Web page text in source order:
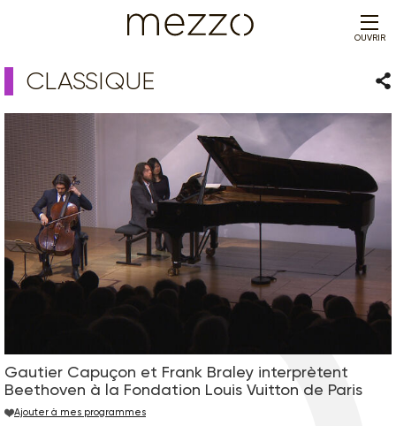
OUVRIR
CLASSIQUE
Gautier Capuçon et Frank Braley interprètent
Beethoven à la Fondation Louis Vuitton de Paris
Ajouter à mes programmes